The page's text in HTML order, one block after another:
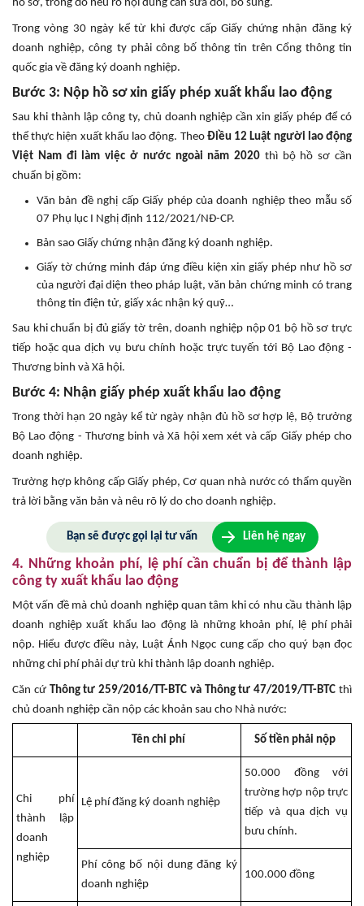
hồ sơ, trong đó nêu rõ nội dung cần sửa đổi, bổ sung.
Trong vòng 30 ngày kể từ khi được cấp Giấy chứng nhận đăng ký
doanh nghiệp, công ty phải công bố thông tin trên Cổng thông tin
quốc gia về đăng ký doanh nghiệp.
Bước 3: Nộp hồ sơ xin giấy phép xuất khẩu lao động
Sau khi thành lập công ty, chủ doanh nghiệp cần xin giấy phép để có
thể thực hiện xuất khẩu lao động. Theo Điều 12 Luật người lao động
Việt Nam đi làm việc ở nước ngoài năm 2020 thì bộ hồ sơ cần
chuẩn bị gồm:
Văn bản đề nghị cấp Giấy phép của doanh nghiệp theo mẫu số
07 Phụ lục I Nghị định 112/2021/NĐ-CP.
Bản sao Giấy chứng nhận đăng ký doanh nghiệp.
Giấy tờ chứng minh đáp ứng điều kiện xin giấy phép như hồ sơ
của người đại diện theo pháp luật, văn bản chứng minh có trang
thông tin điện tử, giấy xác nhận ký quỹ…
Sau khi chuẩn bị đủ giấy tờ trên,doanh nghiệp nộp 01 bộ hồ sơ trực
tiếp hoặc qua dịch vụ bưu chính hoặc trực tuyến tới Bộ Lao động -
Thương binh và Xã hội.
Bước 4: Nhận giấy phép xuất khẩu lao động
Trong thời hạn 20 ngày kể từ ngày nhận đủ hồ sơ hợp lệ, Bộ trưởng
Bộ Lao động - Thương binh và Xã hội xem xét và cấp Giấy phép cho
doanh nghiệp.
Trường hợp không cấp Giấy phép, Cơ quan nhà nước có thẩm quyền
trả lời bằng văn bản và nêu rõ lý do cho doanh nghiệp.
Bạn sẽ được gọi lại tư vấn Liên hệ ngay
4. Những khoản phí, lệ phí cần chuẩn bị để thành lập
công ty xuất khẩu lao động
Một vấn đề mà chủ doanh nghiệp quan tâm khi có nhu cầu thành lập
doanh nghiệp xuất khẩu lao động là những khoản phí, lệ phí phải
nộp. Hiểu được điều này, Luật Ánh Ngọc cung cấp cho quý bạn đọc
những chi phí phải dự trù khi thành lập doanh nghiệp.
Căn cứThông tư 259/2016/TT-BTC và Thông tư 47/2019/TT-BTC thì
chủ doanh nghiệp cần nộp các khoản sau cho Nhà nước:
Tên chi phí Số tiền phải nộp
Chi phí
thành lập
doanh
nghiệp
Lệ phí đăng ký doanh nghiệp
50.000 đồng với
trường hợp nộp trực
tiếp và qua dịch vụ
bưu chính.
Phí công bố nội dung đăng ký
doanh nghiệp
100.000 đồng